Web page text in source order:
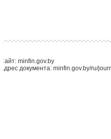
Сайт: minfin.gov.by
Адрес документа: minfin.gov.by/ru/